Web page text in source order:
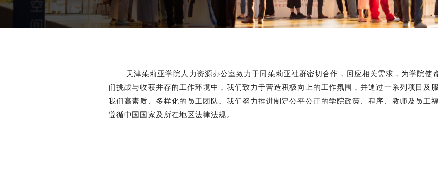
天津茱莉亚学院人力资源办公室致力于同茱莉亚社群密切合作，回应相关需求，为学院使
们挑战与收获并存的工作环境中，我们致力于营造积极向上的工作氛围，并通过一系列项目及
我们高素质、多样化的员工团队。我们努力推进制定公平公正的学院政策、程序、教师及员工
遵循中国国家及所在地区法律法规。